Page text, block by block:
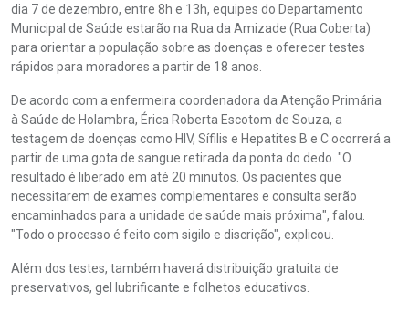
dia 7 de dezembro, entre 8h e 13h, equipes do Departamento
Municipal de Saúde estarão na Rua da Amizade (Rua Coberta)
para orientar a população sobre as doenças e oferecer testes
rápidos para moradores a partir de 18 anos.
De acordo com a enfermeira coordenadora da Atenção Primária
à Saúde de Holambra, Érica Roberta Escotom de Souza, a
testagem de doenças como HIV, Sífilis e Hepatites B e C ocorrerá a
partir de uma gota de sangue retirada da ponta do dedo. "O
resultado é liberado em até 20 minutos. Os pacientes que
necessitarem de exames complementares e consulta serão
encaminhados para a unidade de saúde mais próxima", falou.
"Todo o processo é feito com sigilo e discrição", explicou.
Além dos testes, também haverá distribuição gratuita de
preservativos, gel lubrificante e folhetos educativos.